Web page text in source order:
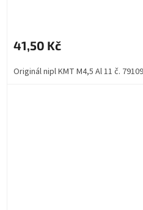
41,50 Kč
Originál nipl KMT M4,5 Al 11 č.